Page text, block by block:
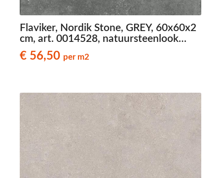
Flaviker, Nordik Stone, GREY, 60x60x2
cm, art. 0014528, natuursteenlook
terrastegels
€ 56,50 per m2